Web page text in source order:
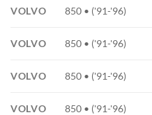
VOLVO 850 • ('91-'96)
VOLVO 850 • ('91-'96)
VOLVO 850 • ('91-'96)
VOLVO 850 • ('91-'96)